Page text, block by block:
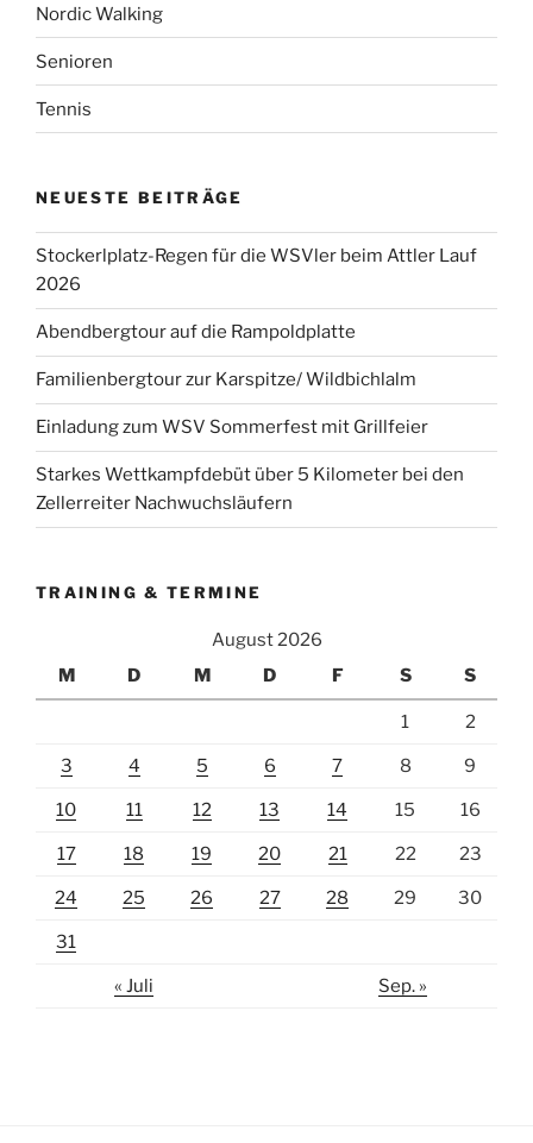
Nordic Walking
Senioren
Tennis
NEUESTE BEITRÄGE
Stockerlplatz-Regen für die WSVler beim Attler Lauf
2026
Abendbergtour auf die Rampoldplatte
Familienbergtour zur Karspitze/ Wildbichlalm
Einladung zum WSV Sommerfest mit Grillfeier
Starkes Wettkampfdebüt über 5 Kilometer bei den
Zellerreiter Nachwuchsläufern
TRAINING & TERMINE
August 2026
M
D M D F S S
1 2
3 4 5 6 7 8 9
10 11 12 13 14 15 16
17 18 19 20 21 22 23
24 25 26 27 28 29 30
31
« Juli Sep. »